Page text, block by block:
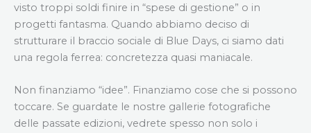
visto troppi soldi finire in “spese di gestione” o in
progetti fantasma. Quando abbiamo deciso di
strutturare il braccio sociale di Blue Days, ci siamo dati
una regola ferrea: concretezza quasi maniacale.
Non finanziamo “idee”. Finanziamo cose che si possono
toccare. Se guardate le nostre gallerie fotografiche
delle passate edizioni, vedrete spesso non solo i